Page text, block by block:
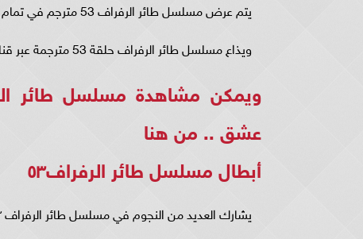
يتم عرض مسلسل طائر الرفراف 53 مترجم في تمام الساعة الـ 8 بتوقيت القاهرة، الـ 8 بتوقيت السعودية، يوم الجمعة.
ويذاع مسلسل طائر الرفراف حلقة 53 مترجمة عبر قناة Star TV التركية.
عشق .. من هنا
أبطال مسلسل طائر الرفراف٥٣
يشارك العديد من النجوم في مسلسل طائر الرفراف ٥٣ مترجمة وهم: